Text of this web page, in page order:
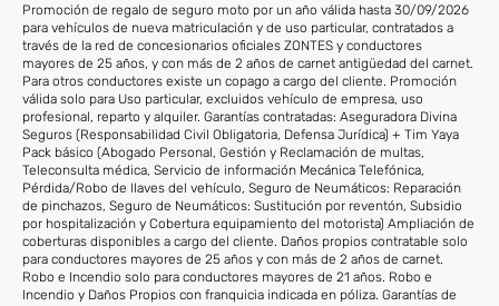
Promoción de regalo de seguro moto por un año válida hasta 30/09/2026
para vehículos de nueva matriculación y de uso particular, contratados a
través de la red de concesionarios oficiales ZONTES y conductores
mayores de 25 años, y con más de 2 años de carnet antigüedad del carnet.
Para otros conductores existe un copago a cargo del cliente. Promoción
válida solo para Uso particular, excluidos vehículo de empresa, uso
profesional, reparto y alquiler. Garantías contratadas: Aseguradora Divina
Seguros (Responsabilidad Civil Obligatoria, Defensa Jurídica) + Tim Yaya
Pack básico (Abogado Personal, Gestión y Reclamación de multas,
Teleconsulta médica, Servicio de información Mecánica Telefónica,
Pérdida/Robo de llaves del vehículo, Seguro de Neumáticos: Reparación
de pinchazos, Seguro de Neumáticos: Sustitución por reventón, Subsidio
por hospitalización y Cobertura equipamiento del motorista) Ampliación de
coberturas disponibles a cargo del cliente. Daños propios contratable solo
para conductores mayores de 25 años y con más de 2 años de carnet.
Robo e Incendio solo para conductores mayores de 21 años. Robo e
Incendio y Daños Propios con franquicia indicada en póliza. Garantías de